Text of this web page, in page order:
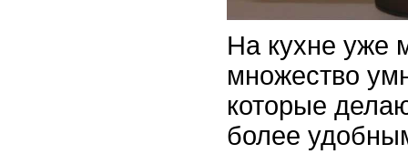
На кухне уже
множество
которые
более